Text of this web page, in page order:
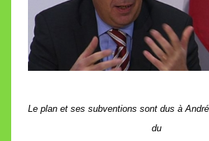
e
V
a
t
Le plan et ses subventions sont dus à
du